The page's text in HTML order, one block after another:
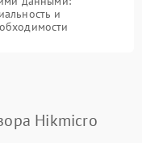
и
Hikmicro